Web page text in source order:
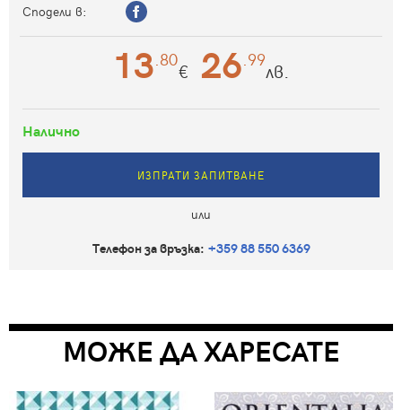
Сподели в:
13 .80€ 26 .99лв.
Налично
ИЗПРАТИ ЗАПИТВАНЕ
или
Телефон за връзка: +359 88 550 6369
МОЖЕ ДА ХАРЕСАТЕ